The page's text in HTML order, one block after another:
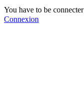
You have to be
Connexion